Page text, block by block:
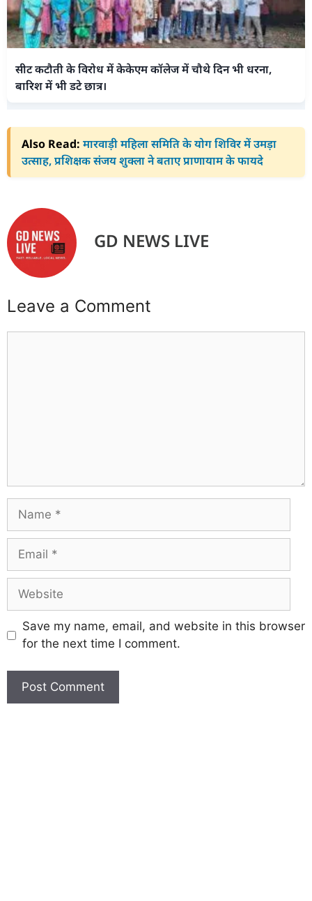
सीट कटौती के विरोध में केकेएम कॉलेज में चौथे दिन भी धरना,
बारिश में भी डटे छात्र।
Also Read: मारवाड़ी महिला समिति के योग शिविर में उमड़ा
उत्साह, प्रशिक्षक संजय शुक्ला ने बताए प्राणायाम के फायदे
GD NEWS LIVE
Leave a Comment
Save my name, email, and website in this browser
for the next time I comment.